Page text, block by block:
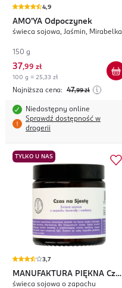
4,9
AMO'YA Odpoczynek
świeca sojowa, Jaśmin, Mirabelka
150 g
37,99 zł
100 g = 25,33 zł
Najniższa cena: 47,99 zł
Niedostępny online
Sprawdź dostępność w
drogerii
TYLKO U NAS
3,7
MANUFAKTURA PIĘKNA Czas
świeca sojowa o zapachu